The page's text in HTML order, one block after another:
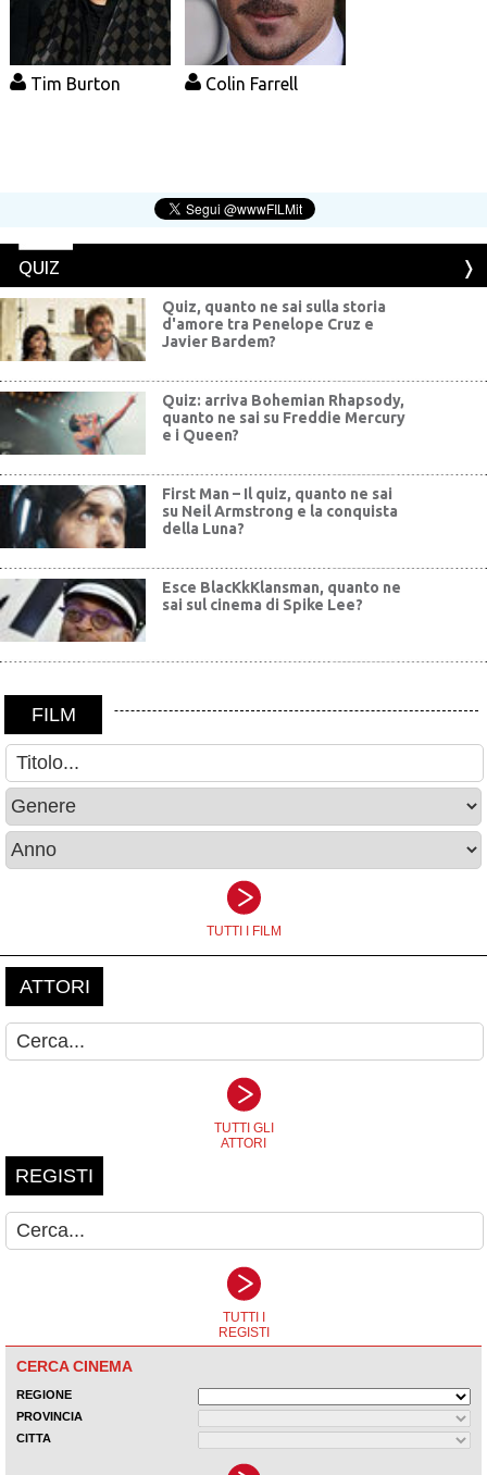
Tim Burton Colin Farrell
QUIZ
Quiz, quanto ne sai sulla storia
d'amore tra Penelope Cruz e
Javier Bardem?
Quiz: arriva Bohemian Rhapsody,
quanto ne sai su Freddie Mercury
e i Queen?
First Man – Il quiz, quanto ne sai
su Neil Armstrong e la conquista
della Luna?
Esce BlacKkKlansman, quanto ne
sai sul cinema di Spike Lee?